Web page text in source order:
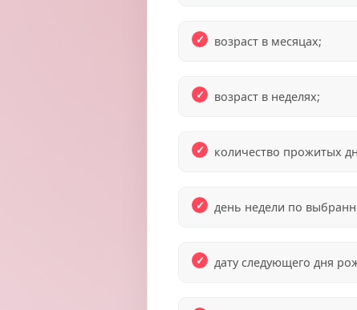
возраст в месяцах;
возраст в неделях;
количество прожитых
день недели по
дату следующего дня